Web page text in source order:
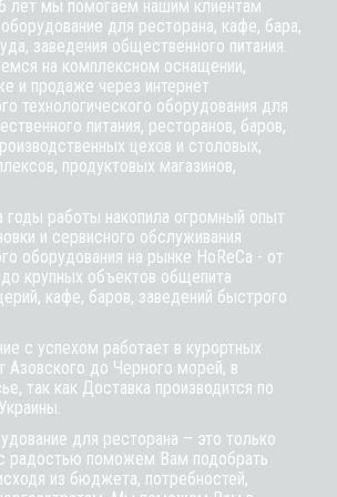
лет мы помогаем нашим клиентам
для ресторана, кафе, бара,
, заведения общественного питания.
на комплексном оснащении,
и продаже через интернет
технологического оборудования для
питания, ресторанов, баров,
цехов и столовых,
продуктовых магазинов,
годы работы накопила огромный опыт
и сервисного обслуживания
оборудования на рынке HoReCa - от
крупных объектов общепита
кафе, баров, заведений быстрого
с успехом работает в курортных
Азовского до Черного морей, в
так как Доставка производится по
для ресторана – это только
радостью поможем Вам подобрать
из бюджета, потребностей,